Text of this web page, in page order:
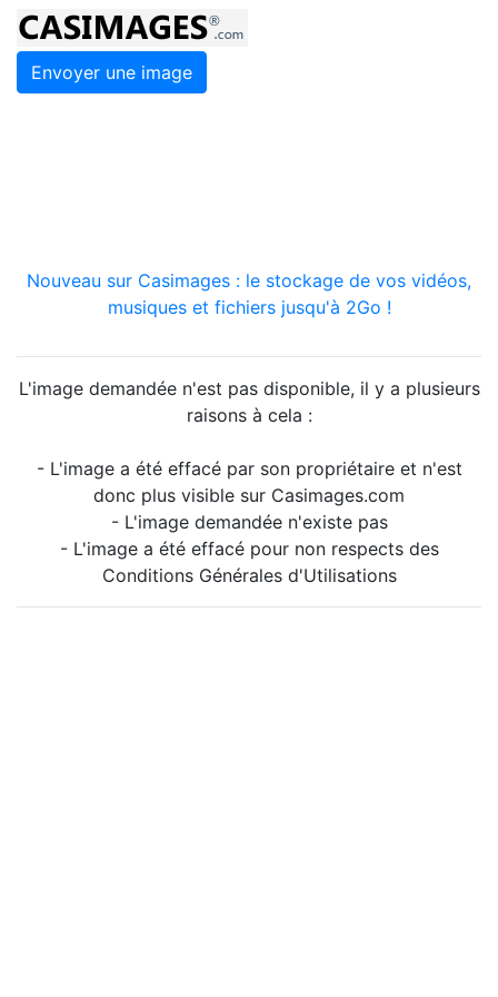
Envoyer une image
Nouveau sur Casimages : le stockage de vos vidéos,
musiques et fichiers jusqu'à 2Go !
L'image demandée n'est pas disponible, il y a plusieurs
raisons à cela :
- L'image a été effacé par son propriétaire et n'est
donc plus visible sur Casimages.com
- L'image demandée n'existe pas
- L'image a été effacé pour non respects des
Conditions Générales d'Utilisations